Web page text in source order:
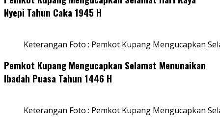
Nyepi Tahun Caka 1945 H
Keterangan Foto : Pemkot Kupang Mengucapkan
Pemkot Kupang Mengucapkan Selamat Menunaikan
Ibadah Puasa Tahun 1446 H
Keterangan Foto : Pemkot Kupang Mengucapkan